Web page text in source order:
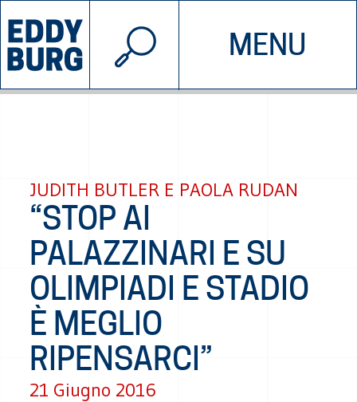
MENU
INIZIATIVE CHI SIAMO
© 2026 EDDYBURG
JUDITH BUTLER E PAOLA RUDAN
“STOP AI
PALAZZINARI E SU
OLIMPIADI E STADIO
È MEGLIO
RIPENSARCI”
21 Giugno 2016